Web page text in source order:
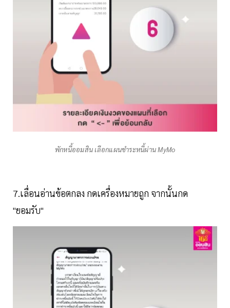
พักหนี้ออมสิน เลือกแผนชำระหนี้ผ่าน MyMo
7.เลื่อนอ่านข้อตกลง กดเครื่องหมายถูก จากนั้นกด
"ยอมรับ"